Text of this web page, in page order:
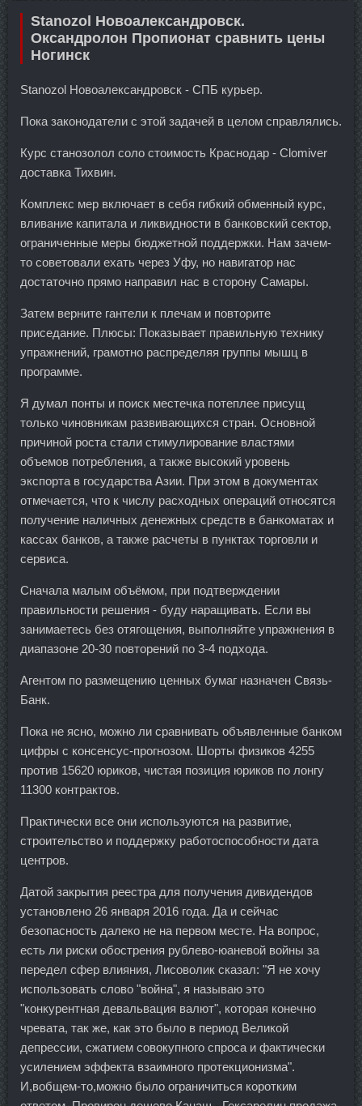
Stanozol Новоалександровск.
Оксандролон Пропионат сравнить цены
Ногинск
Stanozol Новоалександровск - СПБ курьер.
Пока законодатели с этой задачей в целом справлялись.
Курс станозолол соло стоимость Краснодар - Clomiver
доставка Тихвин.
Комплекс мер включает в себя гибкий обменный курс,
вливание капитала и ликвидности в банковский сектор,
ограниченные меры бюджетной поддержки. Нам зачем-
то советовали ехать через Уфу, но навигатор нас
достаточно прямо направил нас в сторону Самары.
Затем верните гантели к плечам и повторите
приседание. Плюсы: Показывает правильную технику
упражнений, грамотно распределяя группы мышц в
программе.
Я думал понты и поиск местечка потеплее присущ
только чиновникам развивающихся стран. Основной
причиной роста стали стимулирование властями
объемов потребления, а также высокий уровень
экспорта в государства Азии. При этом в документах
отмечается, что к числу расходных операций относятся
получение наличных денежных средств в банкоматах и
кассах банков, а также расчеты в пунктах торговли и
сервиса.
Сначала малым объёмом, при подтверждении
правильности решения - буду наращивать. Если вы
занимаетесь без отягощения, выполняйте упражнения в
диапазоне 20-30 повторений по 3-4 подхода.
Агентом по размещению ценных бумаг назначен Связь-
Банк.
Пока не ясно, можно ли сравнивать объявленные банком
цифры с консенсус-прогнозом. Шорты физиков 4255
против 15620 юриков, чистая позиция юриков по лонгу
11300 контрактов.
Практически все они используются на развитие,
строительство и поддержку работоспособности дата
центров.
Датой закрытия реестра для получения дивидендов
установлено 26 января 2016 года. Да и сейчас
безопасность далеко не на первом месте. На вопрос,
есть ли риски обострения рублево-юаневой войны за
передел сфер влияния, Лисоволик сказал: "Я не хочу
использовать слово "война", я называю это
"конкурентная девальвация валют", которая конечно
чревата, так же, как это было в период Великой
депрессии, сжатием совокупного спроса и фактически
усилением эффекта взаимного протекционизма".
И,вобщем-то,можно было ограничиться коротким